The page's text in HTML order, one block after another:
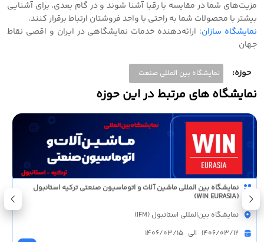
مزیت‌های شما در مقایسه با رقبا آشنا شوند و در گام بعدی، برای آشنایی
بیشتر با محصولات شما به راحتی با واحد فروشتان ارتباط برقرار کنند.
نمایشگاه سازان؛ ارائه‌دهنده خدمات نمایشگاهی در ایران و‌ اقصی نقاط
جهان
حوزه: نمایشگاه بین المللی صنعت
نمایشگاه های مرتبط در این حوزه
نمایشگاه بین المللی ماشین آلات و اتوماسیون صنعتی ترکیه استانبول
(WIN EURASIA)
نمایشگاه بین‌المللی استانبول (IFM)
1406/03/12 الی 1406/03/15